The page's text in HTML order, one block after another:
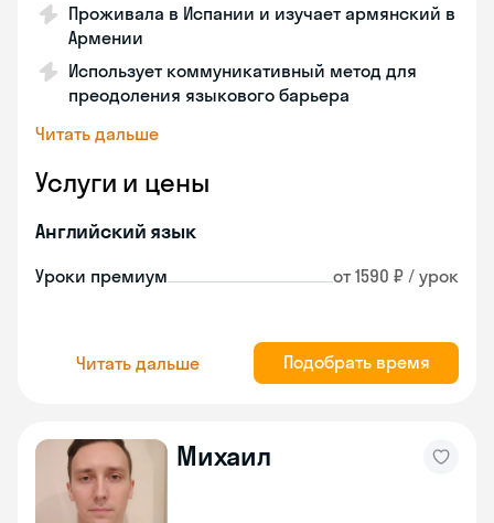
Проживала в Испании и изучает армянский в
Армении
Использует коммуникативный метод для
преодоления языкового барьера
Читать дальше
Услуги и цены
Английский язык
Уроки премиум от 1590 ₽ / урок
Читать дальше Подобрать время
Михаил